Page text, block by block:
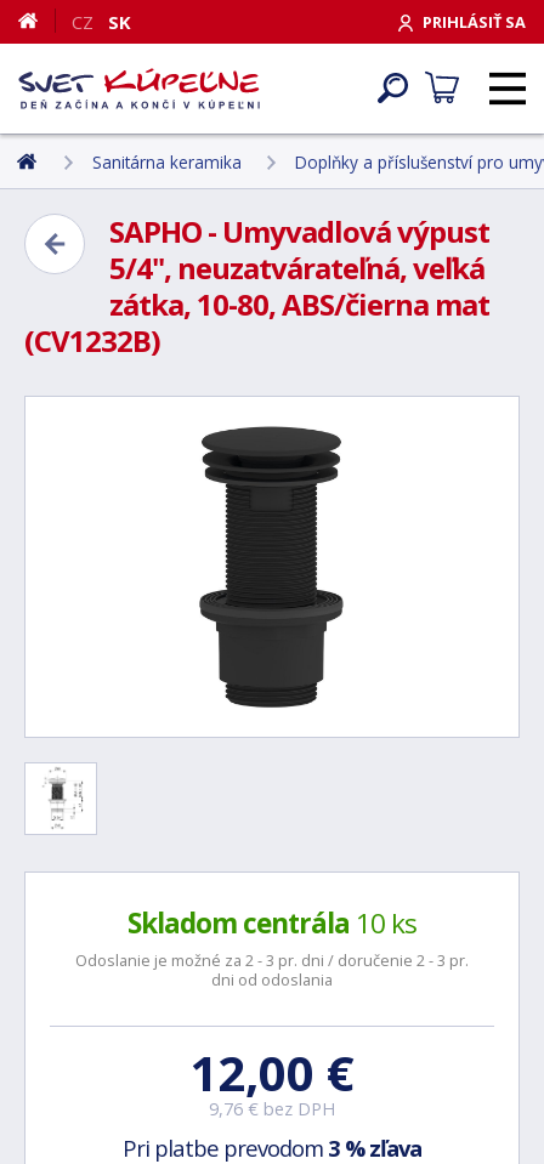
PRIHLÁSIŤ SA
CZ SK
Sanitárna keramika Doplňky a příslušenství pro
SAPHO - Umyvadlová výpust
5/4", neuzatvárateľná, veľká
zátka, 10-80, ABS/čierna mat
(CV1232B)
Skladom centrála 10 ks
Odoslanie je možné za 2 - 3 pr. dni / doručenie 2 - 3 pr.
dni od odoslania
12,00 €
9,76 € bez DPH
Pri platbe prevodom 3 % zľava